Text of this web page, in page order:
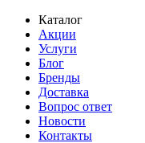
Каталог
Акции
Услуги
Блог
Бренды
Доставка
Вопрос ответ
Новости
Контакты